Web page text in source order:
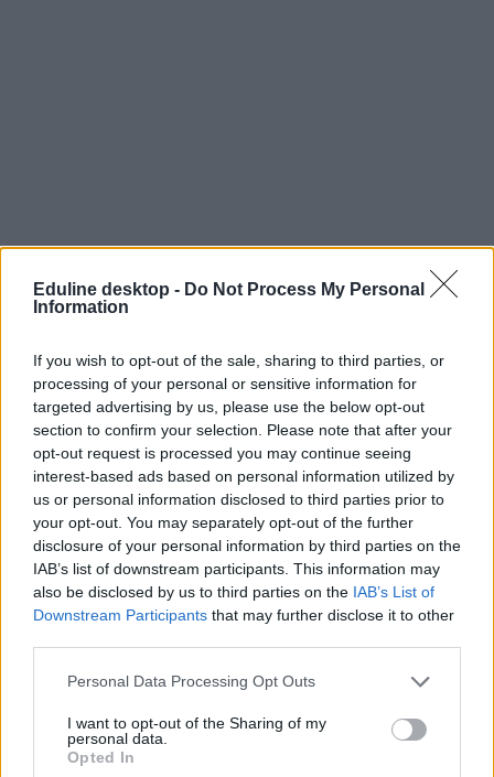
Eduline desktop - Do Not Process My Personal
Information
If you wish to opt-out of the sale, sharing to third parties, or
processing of your personal or sensitive information for
targeted advertising by us, please use the below opt-out
section to confirm your selection. Please note that after your
opt-out request is processed you may continue seeing
interest-based ads based on personal information utilized by
us or personal information disclosed to third parties prior to
your opt-out. You may separately opt-out of the further
disclosure of your personal information by third parties on the
IAB’s list of downstream participants. This information may
also be disclosed by us to third parties on the IAB’s List of
Downstream Participants that may further disclose it to other
Personal Data Processing Opt Outs
I want to opt-out of the Sharing of my
personal data.
Opted In
Mese és mondóka helyett telefon: súlyos
következménye lehet
Hiányos szókincs, kevés szinonima, nem elég fejlett nyelvi
asszociációs képesség - ilyen következményei lehetnek egy ovisnál,
ha otthon túl sokszor kerül elő az okostelefon, tablet.
Közoktatás
Kurucz-Gáspár Tünde